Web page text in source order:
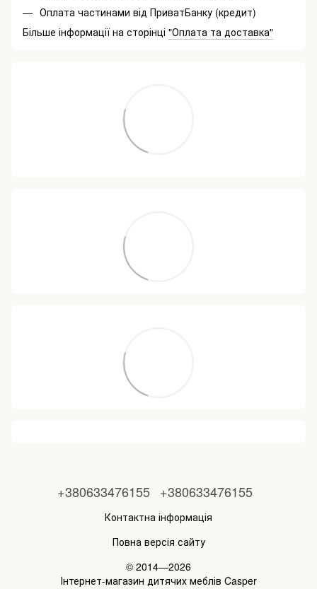
Оплата частинами від ПриватБанку (кредит)
Більше інформації на сторінці "Оплата та доставка"
+380633476155 +380633476155
Контактна інформація
Повна версія сайту
© 2014—2026
Інтернет-магазин дитячих меблів Casper